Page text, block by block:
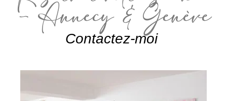
— Annecy & Genève
Contactez-moi